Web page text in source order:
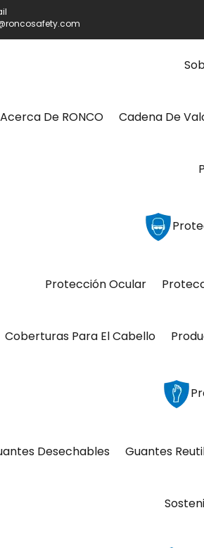
Acerca De RONCO Cadena De
Protección Ocular
Coberturas Para El Cabello
Desechables Guantes